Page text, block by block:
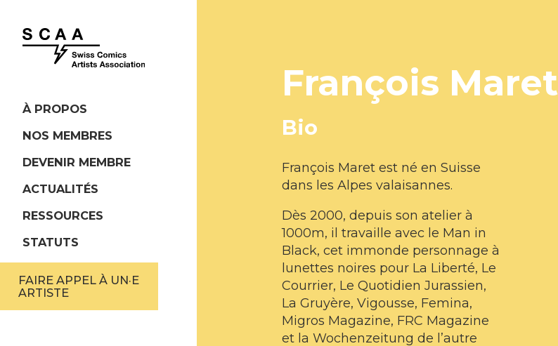
À PROPOS
NOS MEMBRES
DEVENIR MEMBRE
ACTUALITÉS
RESSOURCES
STATUTS
FAIRE APPEL À UN·E
ARTISTE
François Maret
Bio
François Maret est né en Suisse
dans les Alpes valaisannes.
Dès 2000, depuis son atelier à
1000m, il travaille avec le Man in
Black, cet immonde personnage à
lunettes noires pour La Liberté, Le
Courrier, Le Quotidien Jurassien,
La Gruyère, Vigousse, Femina,
Migros Magazine, FRC Magazine
et la Wochenzeitung de l’autre